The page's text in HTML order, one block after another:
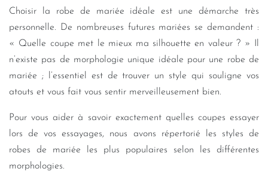
Choisir la robe de mariée idéale est une démarche très
personnelle. De nombreuses futures mariées se demandent :
« Quelle coupe met le mieux ma silhouette en valeur ? » Il
n’existe pas de morphologie unique idéale pour une robe de
mariée ; l’essentiel est de trouver un style qui souligne vos
atouts et vous fait vous sentir merveilleusement bien.
Pour vous aider à savoir exactement quelles coupes essayer
lors de vos essayages, nous avons répertorié les styles de
robes de mariée les plus populaires selon les différentes
morphologies.